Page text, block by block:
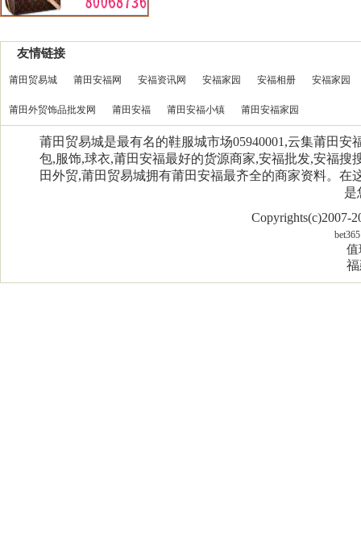
友情链接
莆田贸易城 莆田安福网 安福资讯网 安福家园 安福相册 安福家园
莆田外贸饰品批发网 莆田安福 莆田安福小镇 莆田安福家园
莆田贸易城是最有名的鞋服城市场05940001,云集莆田
包,服饰,球衣,莆田安福最好的货源商家,安福批发,安福
田外贸,莆田贸易城拥有莆田安福最齐全的商家资料。
是
Copyrights(c)2007-
bet365
值